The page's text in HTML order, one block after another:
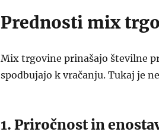
Prednosti mix
Mix trgovine prinašajo številne
spodbujajo k vračanju. Tukaj je
1. Priročnost in